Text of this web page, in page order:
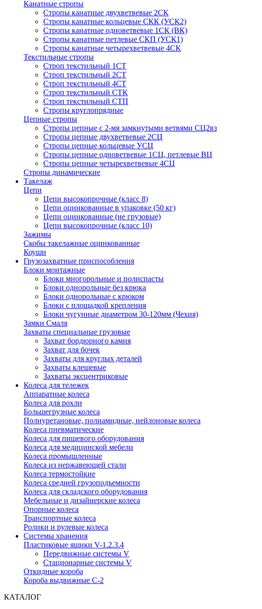
Канатные стропы
Стропы канатные двухветвевые 2СК
Стропы канатные кольцевые СКК (УСК2)
Стропы канатные одноветвевые 1СК (ВК)
Стропы канатные петлевые СКП (УСК1)
Стропы канатные четырехветвевые 4СК
Текстильные стропы
Строп текстильный 1СТ
Строп текстильный 2СТ
Строп текстильный 4СТ
Строп текстильный СТК
Строп текстильный СТП
Стропы круглопрядные
Цепные стропы
Стропы цепные с 2-мя замкнутыми ветвями СЦ2вз
Стропы цепные двухветвевые 2СЦ
Стропы цепные кольцевые УСЦ
Стропы цепные одноветвевые 1СЦ, петлевые ВЦ
Стропы цепные четырехветвевые 4СЦ
Стропы динамические
Такелаж
Цепи
Цепи высокопрочные (класс 8)
Цепи оцинкованные в упаковке (50 кг)
Цепи оцинкованные (не грузовые)
Цепи высокопрочные (класс 10)
Зажимы
Скобы такелажные оцинкованные
Коуши
Грузозахватные приспособления
Блоки монтажные
Блоки многорольные и полиспасты
Блоки однорольные без крюка
Блоки однорольные с крюком
Блоки с площадкой крепления
Блоки чугунные диаметром 30-120мм (Чехия)
Замки Смаля
Захваты специальные грузовые
Захват бордюрного камня
Захват для бочек
Захваты для круглых деталей
Захваты клещевые
Захваты эксцентриковые
Колеса для тележек
Аппаратные колеса
Колеса для рохли
Большегрузные колеса
Полиуретановые, полиамидные, нейлоновые колеса
Колеса пневматические
Колеса для пищевого оборудования
Колеса для медицинской мебели
Колеса промышленные
Колеса из нержавеющей стали
Колеса термостойкие
Колеса средней грузоподъемности
Колеса для складского оборудования
Мебельные и дизайнерские колеса
Опорные колеса
Транспортные колеса
Ролики и рулевые колеса
Системы хранения
Пластиковые ящики V-1.2.3.4
Передвижные системы V
Стационарные системы V
Откидные короба
Короба выдвижные С-2
КАТАЛОГ